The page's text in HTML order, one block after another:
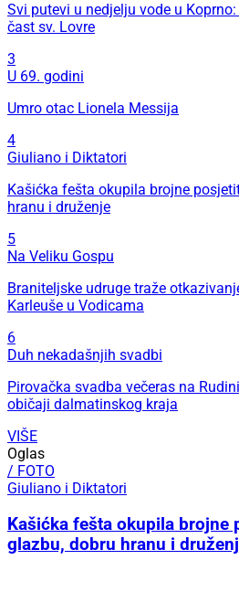
Svi putevi u nedjelju vode u
čast sv. Lovre
3
U 69. godini
Umro otac Lionela Messija
4
Giuliano i Diktatori
Kašićka fešta okupila brojne
hranu i druženje
5
Na Veliku Gospu
Braniteljske udruge traže
Karleuše u Vodicama
6
Duh nekadašnjih svadbi
Pirovačka svadba večeras na
običaji dalmatinskog kraja
VIŠE
Oglas
/ FOTO
Giuliano i Diktatori
Kašićka fešta okupila brojne
glazbu, dobru hranu i